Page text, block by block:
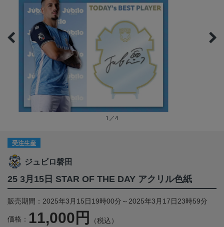
1／4
受注生産
ジュビロ磐田
25 3月15日 STAR OF THE DAY アクリル色紙
販売期間：2025年3月15日19時00分～2025年3月17日23時59分
価格： 11,000円 （税込）